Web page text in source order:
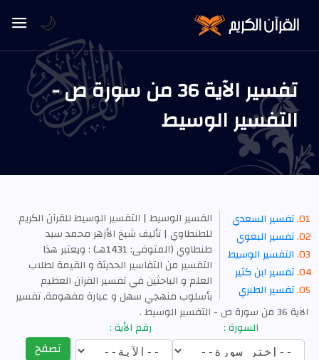
تفسير الآية 36 من سورة ص -
التفسير الوسيط
تفسير السعدي
تفسير البغوي
التفسير الوسيط
تفسير ابن كثير
تفسير الطبري
الفسير الوسيط | التفسير الوسيط للقرآن الكريم
للطنطاوي | تأليف شيخ الأزهر محمد سيد
طنطاوي (المتوفى: 1431هـ) : ويعتبر هذا
التفسير من التفاسير الحديثة و القيمة لطلاب
العلم و الباحثين في تفسير القرآن العظيم
بأسلوب منهجي سهل و عبارة مفهومة, تفسير
الآية 36 من سورة ص - التفسير الوسيط .
السورة :
رقم الأية :
تصفح
🌙